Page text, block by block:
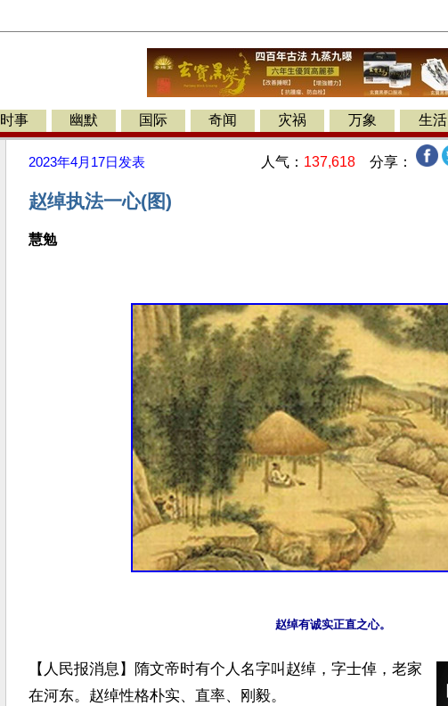
时事 幽默 国际 奇闻 灾祸 万象 生活
2023年4月17日 发表 人气： 137,618 分享：
赵绰执法一心(图)
慧勉
【人民报消息】隋文帝时有个人名字叫赵绰，字士倬，老家
在河东。赵绰性格朴实、直率、刚毅。